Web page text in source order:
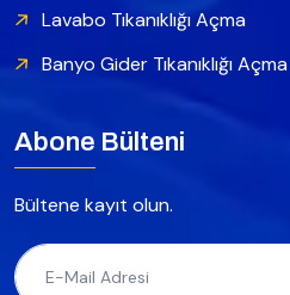
Lavabo Tıkanıklığı Açma
Banyo Gider Tıkanıklığı Açma
Abone Bülteni
Bültene kayıt olun.